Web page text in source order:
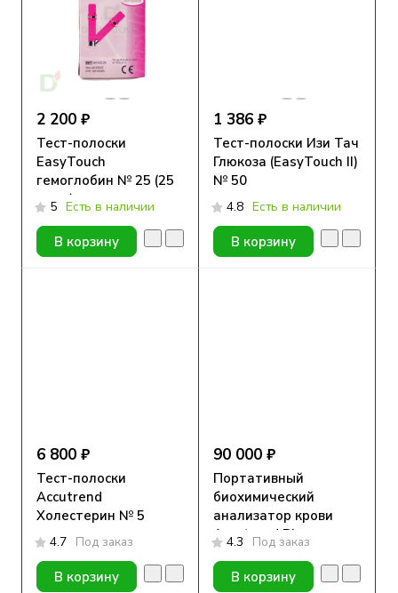
2 200 ₽
Тест-полоски
EasyTouch
гемоглобин № 25 (25
штук)
5 Есть в наличии
В корзину
1 386 ₽
Тест-полоски Изи Тач
Глюкоза (EasyTouch II)
№ 50
4.8 Есть в наличии
В корзину
6 800 ₽
Тест-полоски
Accutrend
Холестерин № 5
4.7 Под заказ
В корзину
90 000 ₽
Портативный
биохимический
анализатор крови
Accutrend Plus
4.3 Под заказ
В корзину